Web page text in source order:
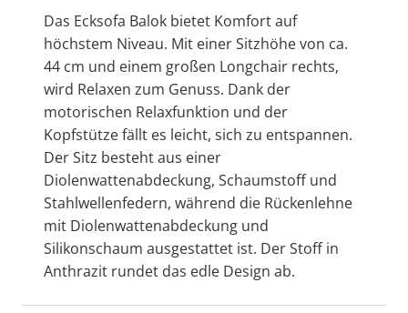
Das Ecksofa Balok bietet Komfort auf
höchstem Niveau. Mit einer Sitzhöhe von ca.
44 cm und einem großen Longchair rechts,
wird Relaxen zum Genuss. Dank der
motorischen Relaxfunktion und der
Kopfstütze fällt es leicht, sich zu entspannen.
Der Sitz besteht aus einer
Diolenwattenabdeckung, Schaumstoff und
Stahlwellenfedern, während die Rückenlehne
mit Diolenwattenabdeckung und
Silikonschaum ausgestattet ist. Der Stoff in
Anthrazit rundet das edle Design ab.